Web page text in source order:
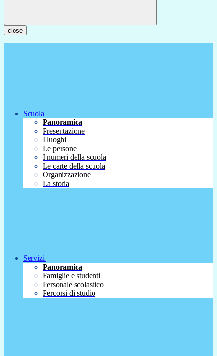
close
Scuola
Panoramica
Presentazione
I luoghi
Le persone
I numeri della scuola
Le carte della scuola
Organizzazione
La storia
Servizi
Panoramica
Famiglie e studenti
Personale scolastico
Percorsi di studio